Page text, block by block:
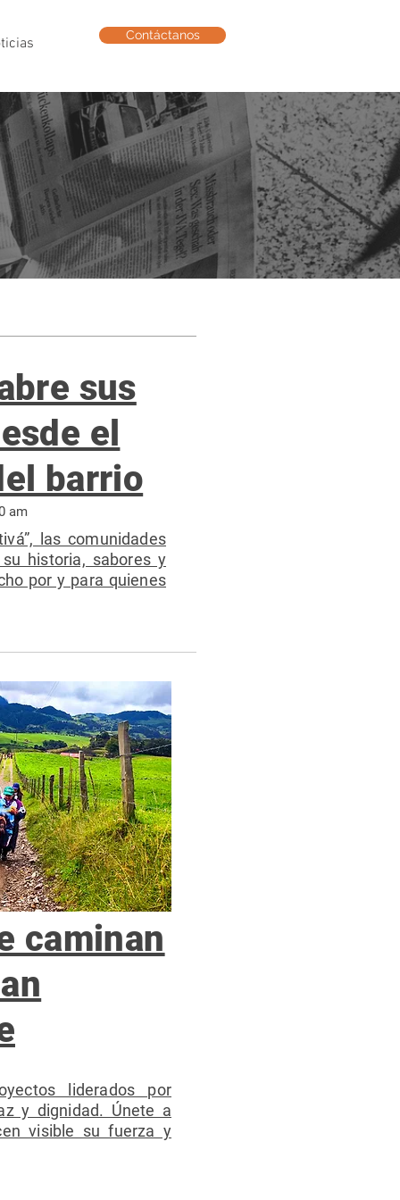
Contáctanos
sus
el
barrio
am
las comunidades
historia, sabores y
por y para quienes
caminan
liderados por
y dignidad. Únete a
visible su fuerza y